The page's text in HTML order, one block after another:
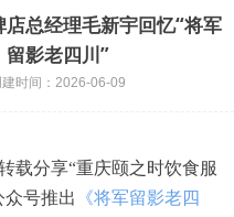
总经理毛新宇回忆“将军
留影老四川”
时间： 2026-06-09
载分享“重庆颐之时饮食服
众号推出
《将军留影老四